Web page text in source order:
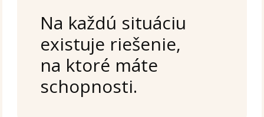
Na každú situáciu
existuje riešenie,
na ktoré máte
schopnosti.